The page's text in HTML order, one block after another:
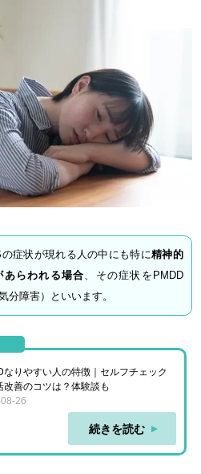
症状が現れる人の中にも特に精神的
あらわれる場合、その症状をPMDD
分障害）といいます。
なりやすい人の特徴｜セルフチェック
改善のコツは？体験談も
26
続きを読む